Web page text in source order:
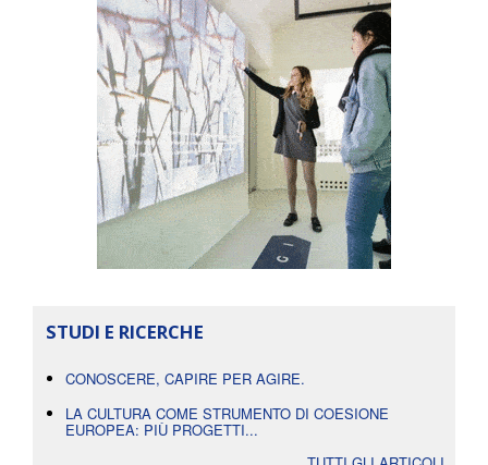
STUDI E RICERCHE
CONOSCERE, CAPIRE PER AGIRE.
LA CULTURA COME STRUMENTO DI COESIONE
EUROPEA: PIÙ PROGETTI...